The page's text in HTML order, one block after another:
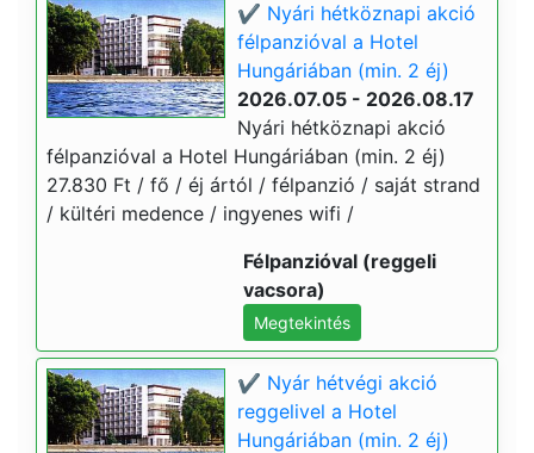
✔️ Nyári hétköznapi akció
félpanzióval a Hotel
Hungáriában (min. 2 éj)
2026.07.05 - 2026.08.17
Nyári hétköznapi akció
félpanzióval a Hotel Hungáriában (min. 2 éj)
27.830 Ft / fő / éj ártól / félpanzió / saját strand
/ kültéri medence / ingyenes wifi /
Félpanzióval (reggeli
vacsora)
Megtekintés
✔️ Nyár hétvégi akció
reggelivel a Hotel
Hungáriában (min. 2 éj)